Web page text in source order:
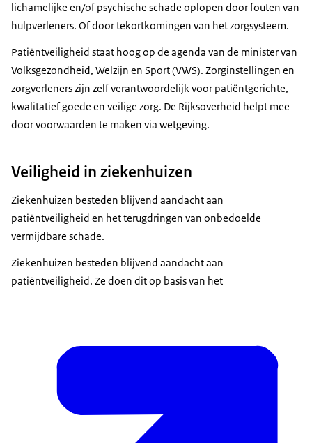
lichamelijke en/of psychische schade oplopen door fouten van
hulpverleners. Of door tekortkomingen van het zorgsysteem.
Patiëntveiligheid staat hoog op de agenda van de minister van
Volksgezondheid, Welzijn en Sport (VWS). Zorginstellingen en
zorgverleners zijn zelf verantwoordelijk voor patiëntgerichte,
kwalitatief goede en veilige zorg. De Rijksoverheid helpt mee
door voorwaarden te maken via wetgeving.
Veiligheid in ziekenhuizen
Ziekenhuizen besteden blijvend aandacht aan
patiëntveiligheid en het terugdringen van onbedoelde
vermijdbare schade.
Ziekenhuizen besteden blijvend aandacht aan
patiëntveiligheid. Ze doen dit op basis van het